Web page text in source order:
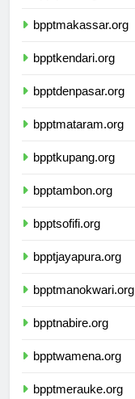
bpptmakassar.org
bpptkendari.org
bpptdenpasar.org
bpptmataram.org
bpptkupang.org
bpptambon.org
bpptsofifi.org
bpptjayapura.org
bpptmanokwari.org
bpptnabire.org
bpptwamena.org
bpptmerauke.org